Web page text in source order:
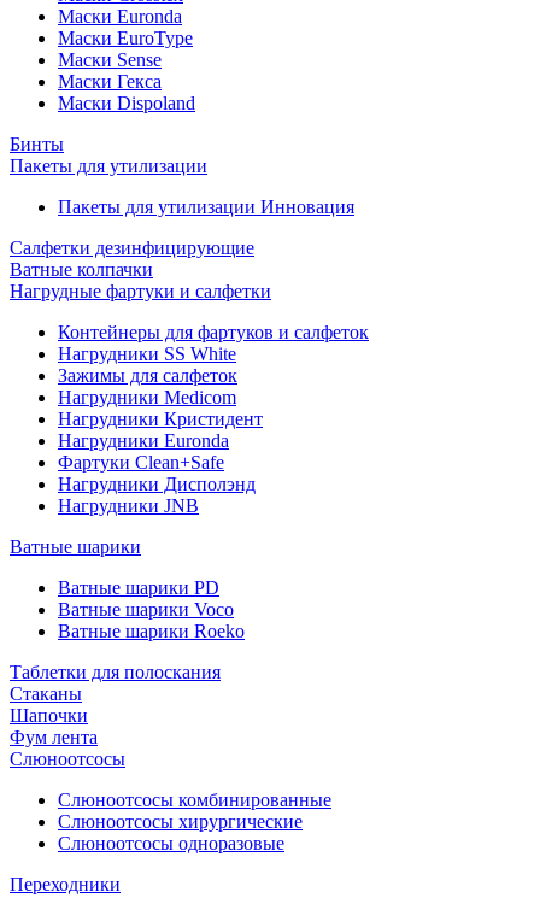
Маски Euronda
Маски EuroType
Маски Sense
Маски Гекса
Маски Dispoland
Бинты
Пакеты для утилизации
Пакеты для утилизации Инновация
Салфетки дезинфицирующие
Ватные колпачки
Нагрудные фартуки и салфетки
Контейнеры для фартуков и салфеток
Нагрудники SS White
Зажимы для салфеток
Нагрудники Medicom
Нагрудники Кристидент
Нагрудники Euronda
Фартуки Clean+Safe
Нагрудники Дисполэнд
Нагрудники JNB
Ватные шарики
Ватные шарики PD
Ватные шарики Voco
Ватные шарики Roeko
Таблетки для полоскания
Стаканы
Шапочки
Фум лента
Слюноотсосы
Слюноотсосы комбинированные
Слюноотсосы хирургические
Слюноотсосы одноразовые
Переходники